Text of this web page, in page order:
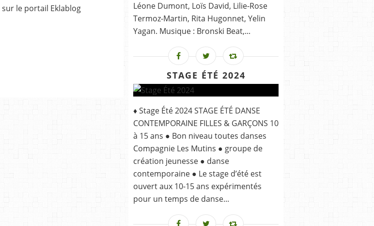
sur le portail Eklablog
Léone Dumont, Loïs David, Lilie-Rose
Termoz-Martin, Rita Hugonnet, Yelin
Yagan. Musique : Bronski Beat,...
STAGE ÉTÉ 2024
♦ Stage Été 2024 STAGE ÉTÉ DANSE
CONTEMPORAINE FILLES & GARÇONS 10
à 15 ans ● Bon niveau toutes danses
Compagnie Les Mutins ● groupe de
création jeunesse ● danse
contemporaine ● Le stage d’été est
ouvert aux 10-15 ans expérimentés
pour un temps de danse...